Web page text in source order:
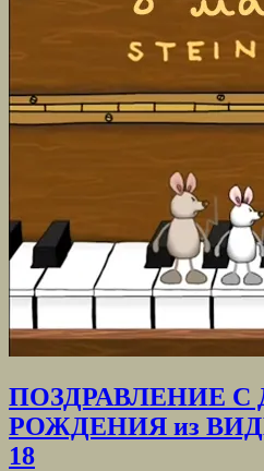
ПОЗДРАВЛЕНИЕ С
РОЖДЕНИЯ из
18